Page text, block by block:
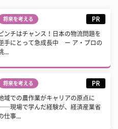
将来を考える PR
ピンチはチャンス！日本の物流問題を
手にとって急成長中 ー ア・プロの
...
将来を考える PR
域での農作業がキャリアの原点に
現場で学んだ経験が、経済産業省
仕事...